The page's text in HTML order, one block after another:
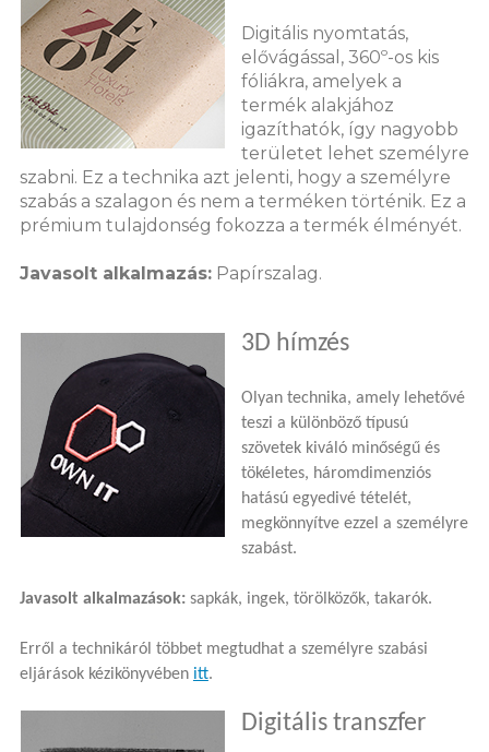
Digitális nyomtatás,
elővágással, 360º-os kis
fóliákra, amelyek a
termék alakjához
igazíthatók, így nagyobb
területet lehet személyre
szabni. Ez a technika azt jelenti, hogy a személyre
szabás a szalagon és nem a terméken történik. Ez a
prémium tulajdonség fokozza a termék élményét.
Javasolt alkalmazás:Papírszalag.
3D hímzés
Olyan technika, amely lehetővé
teszi a különböző típusú
szövetek kiváló minőségű és
tökéletes, háromdimenziós
hatású egyedivé tételét,
megkönnyítve ezzel a személyre
szabást.
Javasolt alkalmazások:sapkák, ingek, törölközők, takarók.
Erről a technikáról többet megtudhat a személyre szabási
eljárások kézikönyvében itt.
Digitális transzfer